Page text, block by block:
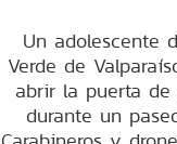
Un adolescente
Verde de
abrir la puerta
durante un